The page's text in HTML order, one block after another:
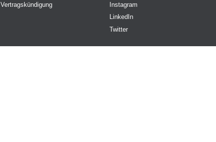
Vertragskündigung
Instagram
LinkedIn
Twitter